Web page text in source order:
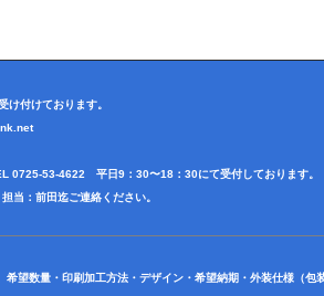
け付けております。
0725-53-4622 平日9：30〜18：30にて受付しております。
：前田迄ご連絡ください。
望数量・印刷加工方法・デザイン・希望納期・外装仕様（包